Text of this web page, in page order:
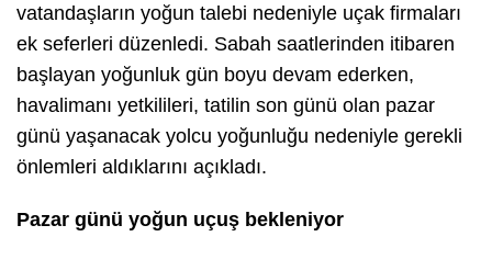
vatandaşların yoğun talebi nedeniyle uçak firmaları
ek seferleri düzenledi. Sabah saatlerinden itibaren
başlayan yoğunluk gün boyu devam ederken,
havalimanı yetkilileri, tatilin son günü olan pazar
günü yaşanacak yolcu yoğunluğu nedeniyle gerekli
önlemleri aldıklarını açıkladı.
Pazar günü yoğun uçuş bekleniyor